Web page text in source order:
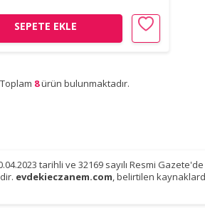
SEPETE EKLE
Toplam 8ürün bulunmaktadır.
tarihli ve 32169 sayılı Resmi
evdekieczanem.com , belirtilen